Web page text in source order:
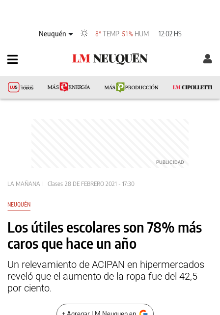
Neuquén 8° TEMP 51% HUM 12:02 HS
LA MAÑANA Clases 28 DE FEBRERO 2021 - 17:30
NEUQUÉN
Los útiles escolares son 78% más
caros que hace un año
Un relevamiento de ACIPAN en hipermercados
reveló que el aumento de la ropa fue del 42,5
por ciento.